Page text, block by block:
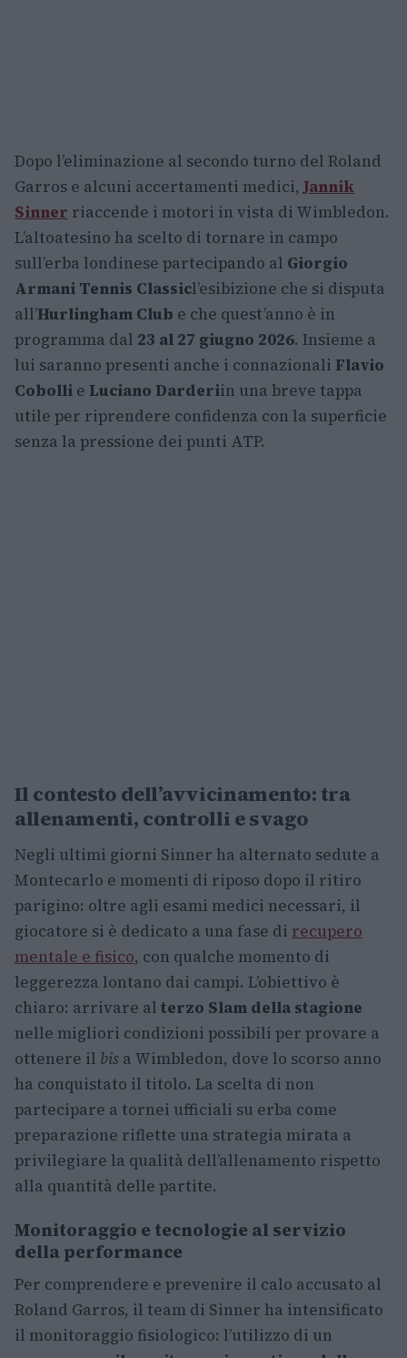
Dopo l’eliminazione al secondo turno del Roland
Garros e alcuni accertamenti medici,Jannik
Sinner riaccende i motori in vista di Wimbledon.
L’altoatesino ha scelto di tornare in campo
sull’erba londinese partecipando al Giorgio
Armani Tennis Classicl’esibizione che si disputa
all’Hurlingham Club e che quest’anno è in
programma dal 23 al 27 giugno 2026. Insieme a
lui saranno presenti anche i connazionali Flavio
Cobolli e Luciano Darderiin una breve tappa
utile per riprendere confidenza con la superficie
senza la pressione dei punti ATP.
Il contesto dell’avvicinamento: tra
allenamenti, controlli e svago
Negli ultimi giorni Sinner ha alternato sedute a
Montecarlo e momenti di riposo dopo il ritiro
parigino: oltre agli esami medici necessari, il
giocatore si è dedicato a una fase di recupero
mentale e fisico, con qualche momento di
leggerezza lontano dai campi. L’obiettivo è
chiaro: arrivare al terzo Slam della stagione
nelle migliori condizioni possibili per provare a
ottenere il bis a Wimbledon, dove lo scorso anno
ha conquistato il titolo. La scelta di non
partecipare a tornei ufficiali su erba come
preparazione riflette una strategia mirata a
privilegiare la qualità dell’allenamento rispetto
alla quantità delle partite.
Monitoraggio e tecnologie al servizio
della performance
Per comprendere e prevenire il calo accusato al
Roland Garros, il team di Sinner ha intensificato
il monitoraggio fisiologico: l’utilizzo di un